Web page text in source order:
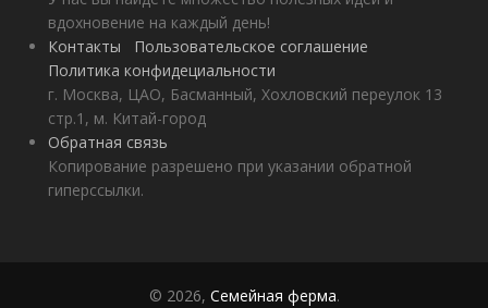
вдохновение на каждый день!
Контакты
Пользовательское соглашение
Политика конфидециальности
г. Москва, ЦАО, Басманный, Хохловский переулок 13
стр.1, м. Китай-город
Обратная связь
Копирование разрешено при указании обратной
гиперссылки.
© 2026, Семейная ферма.